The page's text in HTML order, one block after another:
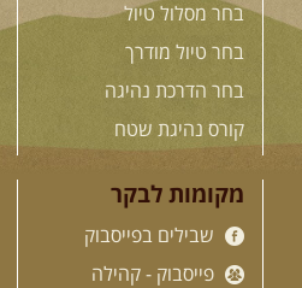
בחר מסלול טיול
בחר טיול מודרך
בחר הדרכת נהיגה
קורס נהיגת שטח
מקומות לבקר
שבילים בפייסבוק
פייסבוק - קהילה